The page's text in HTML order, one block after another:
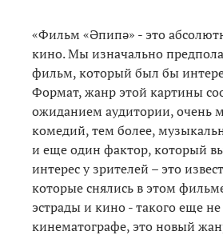
«Фильм «Әпипә» - это
кино. Мы изначально
фильм, который был бы
Формат, жанр этой картины
ожиданием аудитории, очень
комедий, тем более,
и еще один фактор, который
интерес у зрителей – это
которые снялись в этом
эстрады и кино - такого еще
кинематографе, это новый